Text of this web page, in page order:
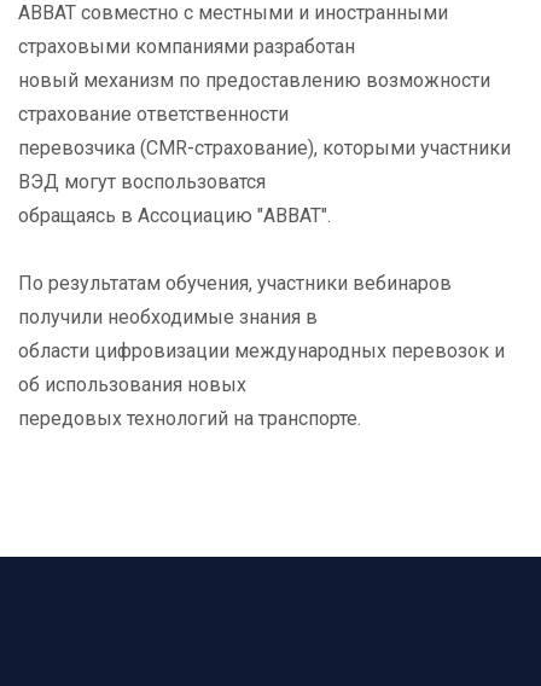
АВВАТ совместно с местными и иностранными
страховыми компаниями разработан
новый механизм по предоставлению возможности
страхование ответственности
перевозчика (CMR-страхование), которыми участники
ВЭД могут воспользоватся
обращаясь в Ассоциацию "АВВАТ".
По результатам обучения, участники вебинаров
получили необходимые знания в
области цифровизации международных перевозок и
об использования новых
передовых технологий на транспорте.